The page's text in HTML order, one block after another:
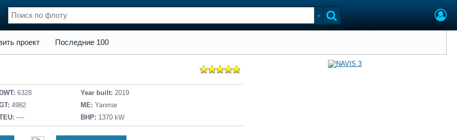
Флот
Отзывы
Все службы
проект Последние 100
6328
4982
----
Year built: 2019
ME: Yanmar
BHP: 1370 kW